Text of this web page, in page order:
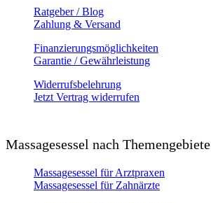
Ratgeber / Blog
Zahlung & Versand
Finanzierungsmöglichkeiten
Garantie / Gewährleistung
Widerrufsbelehrung
Jetzt Vertrag widerrufen
Massagesessel nach Themengebiete
Massagesessel für Arztpraxen
Massagesessel für Zahnärzte